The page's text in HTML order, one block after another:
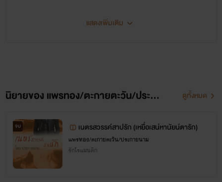
อิสระในวันหนึ่ง แต่แล้ววันหนึ่ง เธอก็เริ่มรับรู้ถึงเรื่องแปลก
ประหลาด จะเป็นอย่างไร หากเธอจะลองค้นหา...
ออกแนวดาร์ก ดราม่า ทว่าไม่
กล้าหักมุม ยังคงจบสมหวังมี
แสดงเพิ่มเติม
นิยายของ แพรทอง/ตะกายตะวัน/ประกายนาม ดูทั้งหมด
จบ เนตรสวรรค์สาปรัก (เหยื่อเสน่หานัยน์ตารัก)
แพรทอง/ตะกายตะวัน/ประกายนาม
รักโรแมนติก